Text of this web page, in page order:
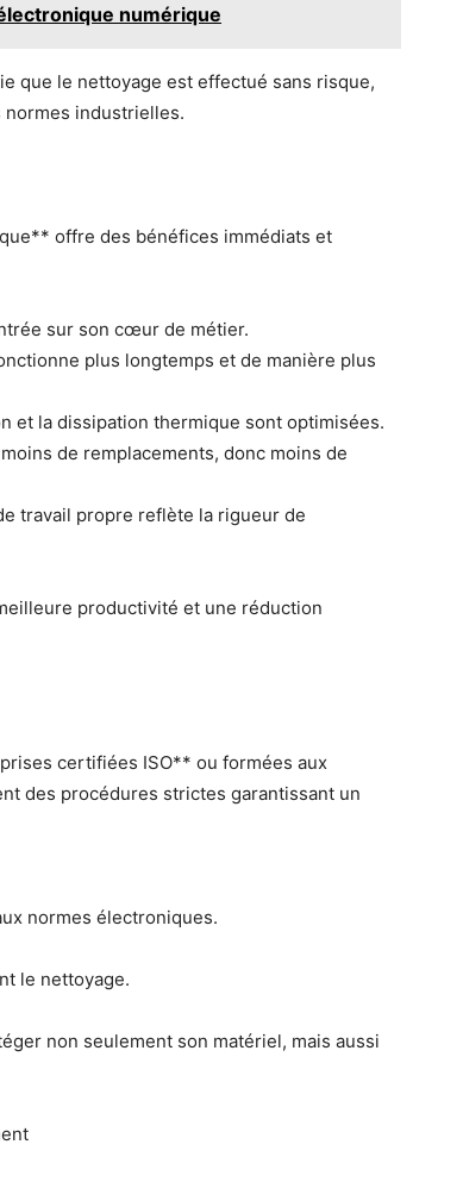
numérique
que le nettoyage est effectué sans risque,
industrielles.
offre des bénéfices immédiats et
sur son cœur de métier.
plus longtemps et de manière plus
et la dissipation thermique sont optimisées.
de remplacements, donc moins de
travail propre reflète la rigueur de
productivité et une réduction
certifiées ISO** ou formées aux
des procédures strictes garantissant un
normes électroniques.
le nettoyage.
non seulement son matériel, mais aussi